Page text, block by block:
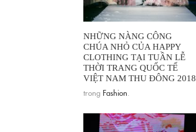
NHỮNG NÀNG CÔNG
CHÚA NHỎ CỦA HAPPY
CLOTHING TẠI TUẦN LỄ
THỜI TRANG QUỐC TẾ
VIỆT NAM THU ĐÔNG 2018
trong Fashion